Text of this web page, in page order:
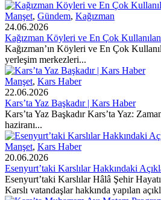
Manşet, Gündem, Kağızman
24.06.2026
Kağızman Köyleri ve En Çok
Kağızman’ın Köyleri ve En Çok
yerleşim merkezleri...
Manşet, Kars Haber
22.06.2026
Kars’ta Yaz Başkadır | Kars Haber
Kars’ta Yaz Başkadır Kars’ta Yaz:
haziranı...
Manşet, Kars Haber
20.06.2026
Esenyurt’taki Karslılar Hakkındaki
Esenyurt’taki Karslılar Hâlâ Şehir
Karslı vatandaşlar hakkında yapılan